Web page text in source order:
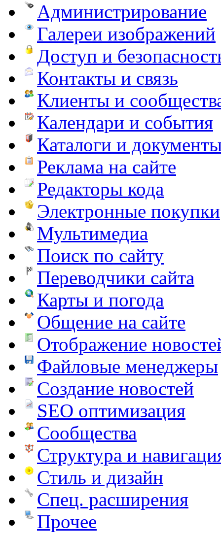
Администрирование
Галереи изображений
Доступ и
Контакты и связь
Клиенты и
Календари и события
Каталоги и
Реклама на сайте
Редакторы кода
Электронные покупки
Мультимедиа
Поиск по сайту
Переводчики сайта
Карты и погода
Общение на сайте
Отображение
Файловые менеджеры
Создание новостей
SEO оптимизация
Сообщества
Структура и
Стиль и дизайн
Спец. расширения
Прочее